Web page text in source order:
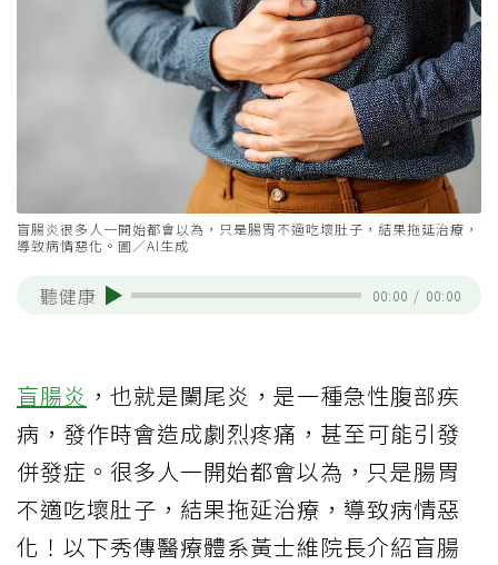
盲腸炎很多人一開始都會以為，只是腸胃不適吃壞肚子，結果拖延治療，
導致病情惡化。圖／AI生成
聽健康 00:00 / 00:00
盲腸炎 ，也就是闌尾炎，是一種急性腹部疾
病，發作時會造成劇烈疼痛，甚至可能引發
併發症。很多人一開始都會以為，只是腸胃
不適吃壞肚子，結果拖延治療，導致病情惡
化！以下秀傳醫療體系黃士維院長介紹盲腸